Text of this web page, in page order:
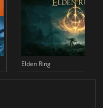
Elden Ring